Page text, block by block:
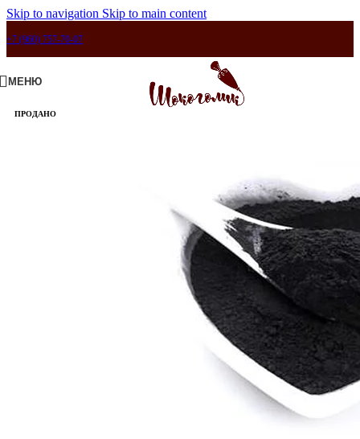
Skip to navigation Skip to main content
+7 (960) 757-70-07
МЕНЮ
ПРОДАНО